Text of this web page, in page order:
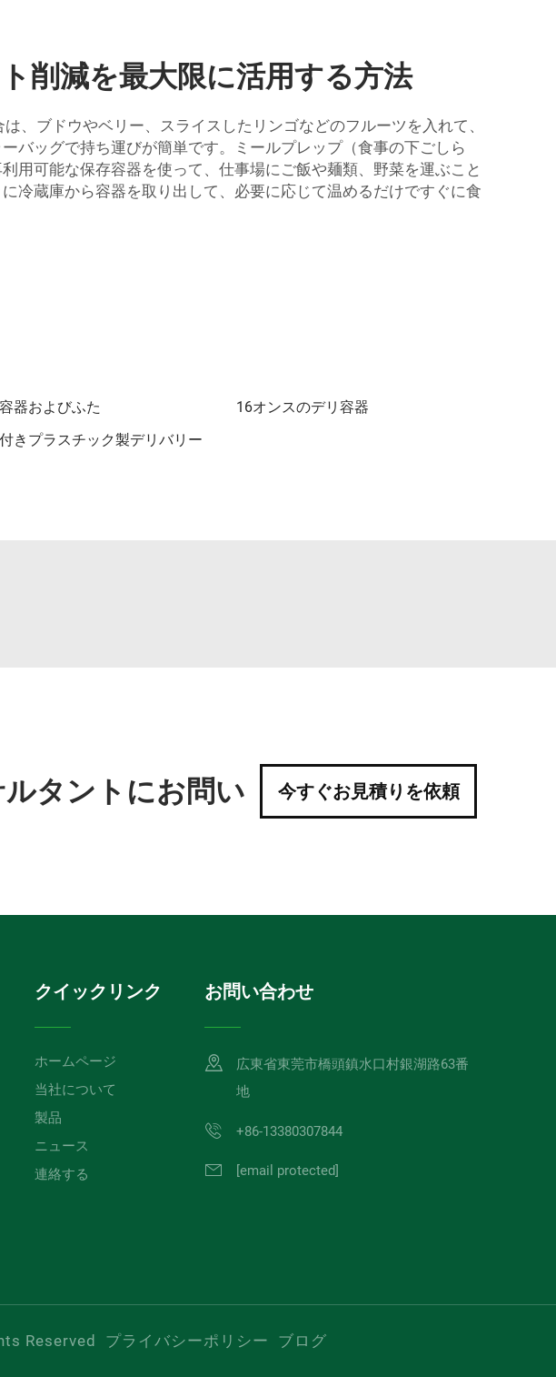
削減を最大限に活用する方法
、ブドウやベリー、スライスしたリンゴなどのフルーツを入れて、
バッグで持ち運びが簡単です。ミールプレップ（食事の下ごしら
用可能な保存容器を使って、仕事場にご飯や麺類、野菜を運ぶこと
冷蔵庫から容器を取り出して、必要に応じて温めるだけですぐに食
器およびふた
16オンスのデリ容器
きプラスチック製デリバリー
タントにお問い
今すぐお見積りを依頼
クイックリンク
ホームページ
当社について
製品
ニュース
連絡する
お問い合わせ
広東省東莞市橋頭鎮水口村銀湖路63番
地
+86-13380307844
[email protected]
Reserved プライバシーポリシー ブログ